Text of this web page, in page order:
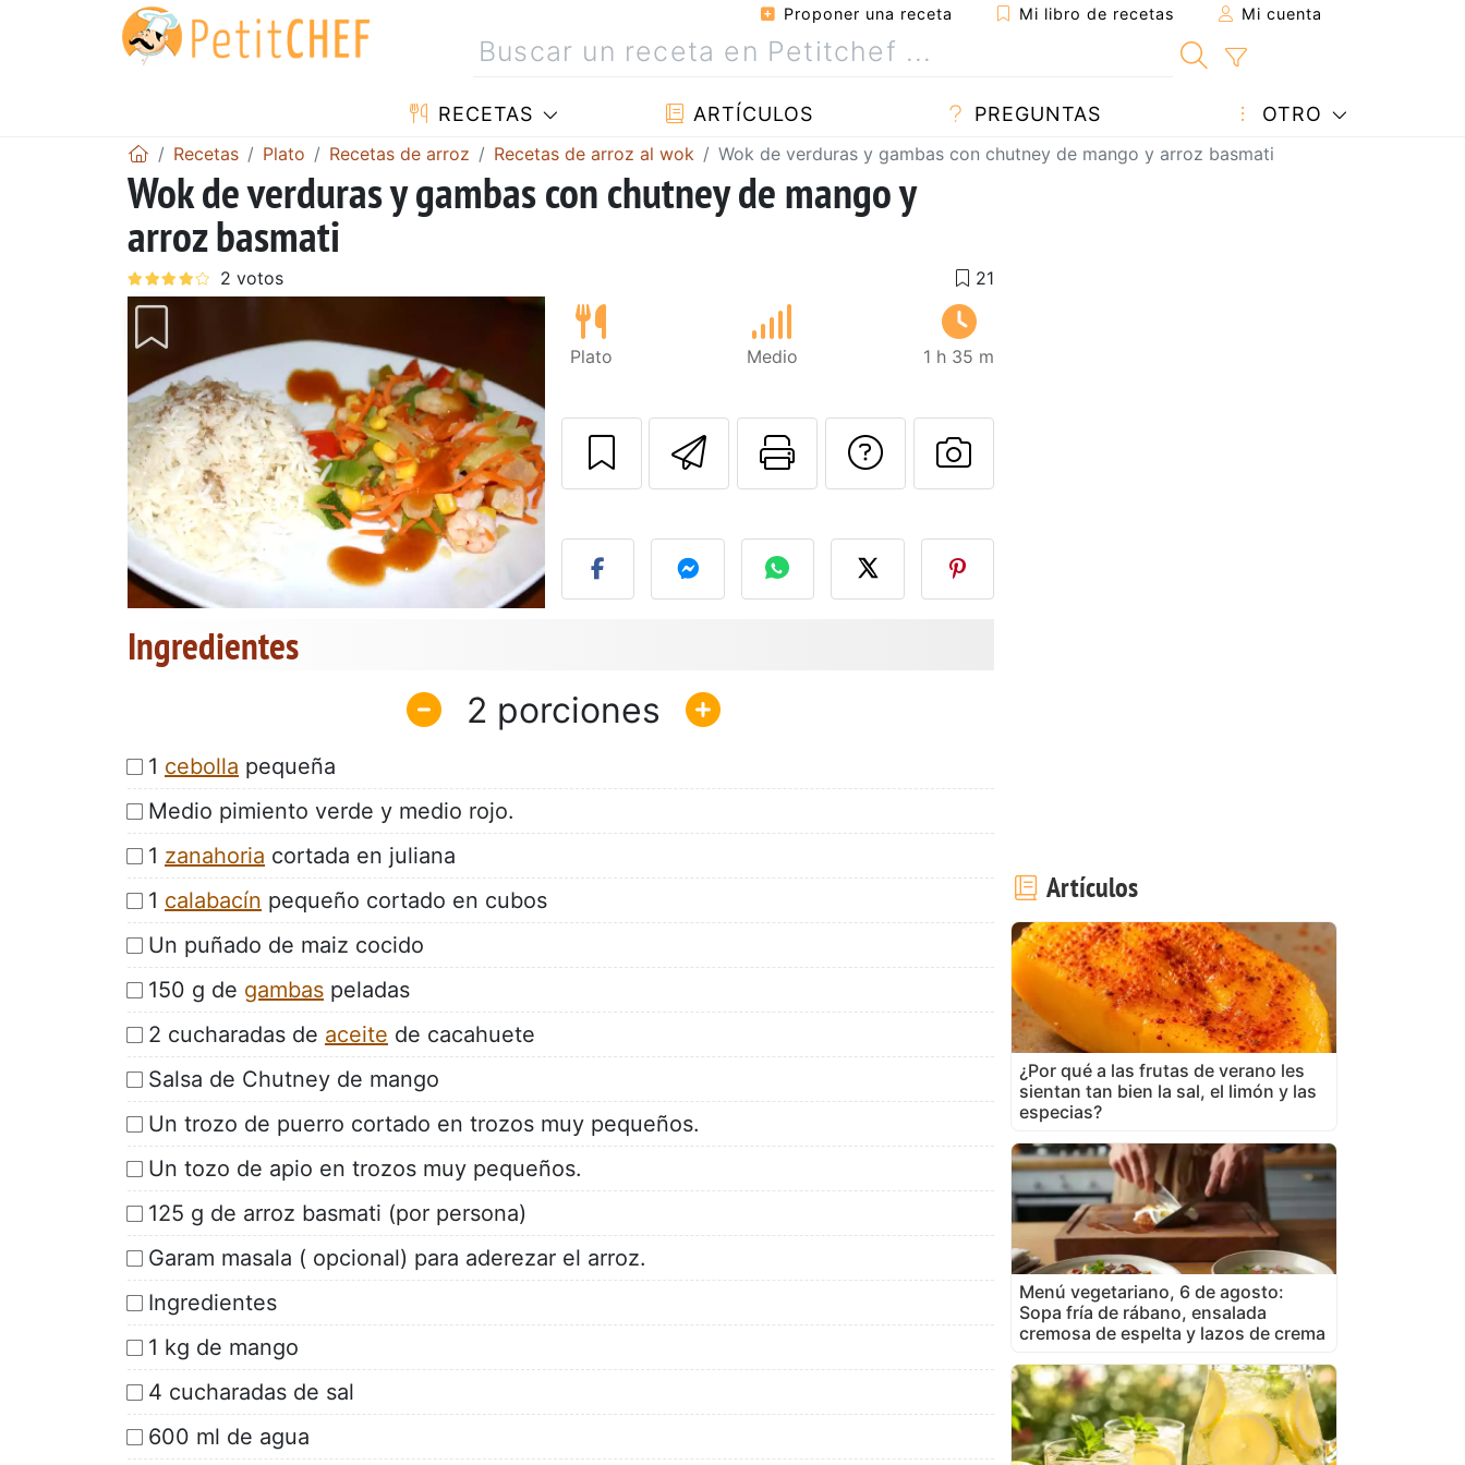
Proponer una receta Mi libro de recetas Mi cuenta
RECETAS ARTÍCULOS PREGUNTAS OTRO
Recetas Plato Recetas de arroz Recetas de arroz al wok Wok de verduras y gambas con chutney de mango y arroz basmati
Wok de verduras y gambas con chutney de mango y
arroz basmati
Plato Medio 1 h 35 m
Enviar esta receta a un amigo
Imprimir esta página
Preguntar al autor
Publicar la foto de esta receta
Ingredientes
2
1 cebolla pequeña
Medio pimiento verde y medio rojo.
1 zanahoria cortada en juliana
1 calabacín pequeño cortado en cubos
Un puñado de maiz cocido
150 g de gambas peladas
2 cucharadas de aceite de cacahuete
Salsa de Chutney de mango
Un trozo de puerro cortado en trozos muy pequeños.
Un tozo de apio en trozos muy pequeños.
125 g de arroz basmati (por persona)
Garam masala ( opcional) para aderezar el arroz.
Ingredientes
1 kg de mango
4 cucharadas de sal
600 ml de agua
Artículos
¿Por qué a las frutas de verano les
sientan tan bien la sal, el limón y las
especias?
Menú vegetariano, 6 de agosto:
Sopa fría de rábano, ensalada
cremosa de espelta y lazos de crema